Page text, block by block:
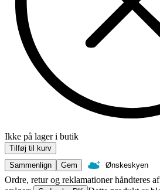
Ikke på lager i butik
Tilføj til kurv
Sammenlign
Gem Ønskeskyen
Ordre, retur og reklamationer håndteres